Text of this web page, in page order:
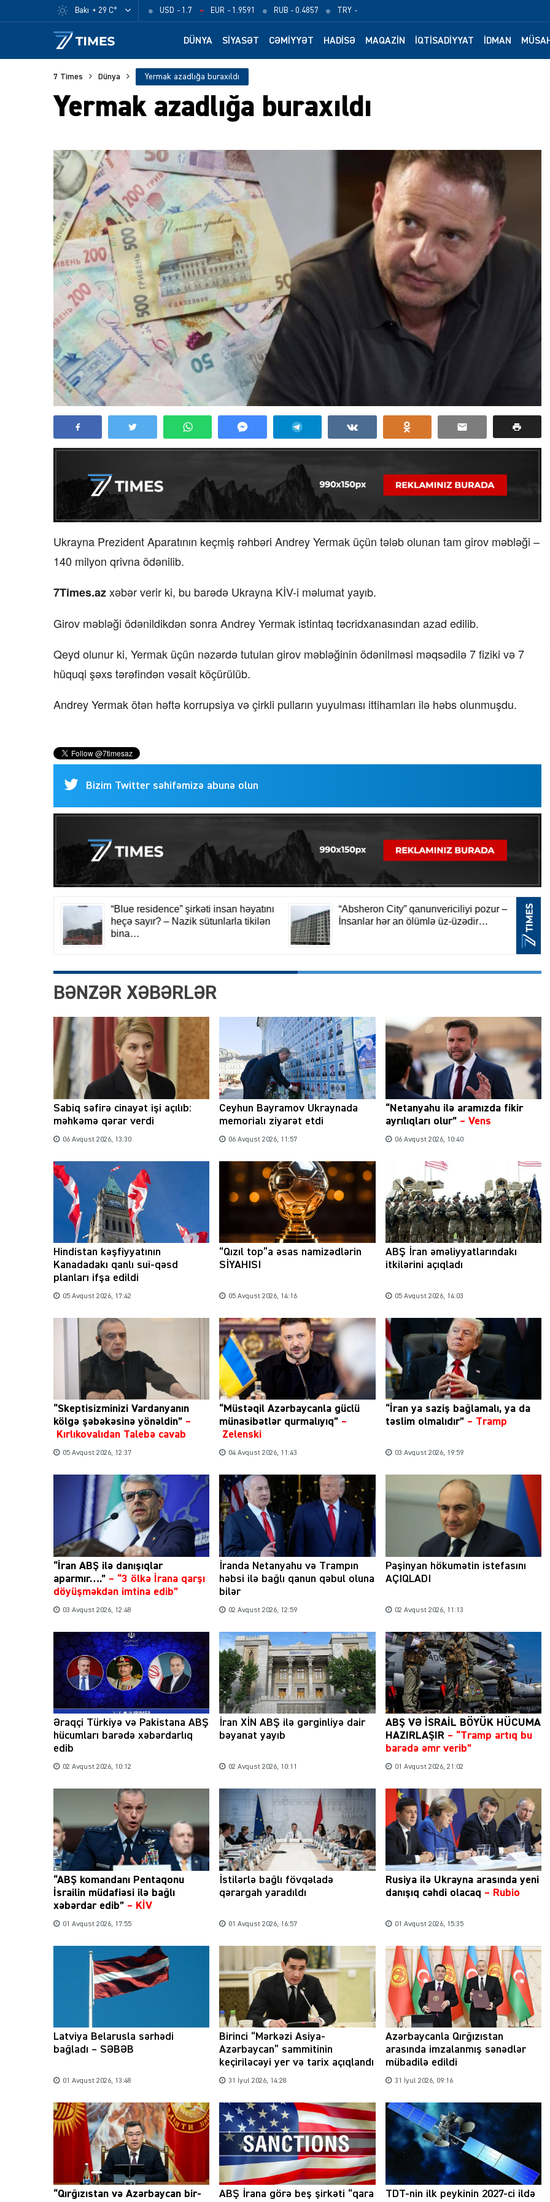
Bakı + 29 C° USD - 1.7 EUR - 1.9591 RUB - 0.4857 TRY -
DÜNYA SIYASƏT CƏMIYYƏT HADISƏ MAQAZIN İQTISADIYYAT İDMAN
7 Times Dünya Yermak azadlığa buraxıldı
Yermak azadlığa buraxıldı
Ukrayna Prezident Aparatının keçmiş rəhbəri Andrey Yermak üçün tələb olunan tam girov məbləği –
140 milyon qrivna ödənilib.
7Times.azxəbər verir ki, bu barədə Ukrayna KİV-i məlumat yayıb.
Girov məbləği ödənildikdən sonra Andrey Yermak istintaq təcridxanasından azad edilib.
Qeyd olunur ki, Yermak üçün nəzərdə tutulan girov məbləğinin ödənilməsi məqsədilə 7 fiziki və 7
hüquqi şəxs tərəfindən vəsait köçürülüb.
Andrey Yermak ötən həftə korrupsiya və çirkli pulların yuyulması ittihamları ilə həbs olunmuşdu.
Bizim Twitter səhifəmizə abunə olun
BƏNZƏR XƏBƏRLƏR
Sabiq səfirə cinayət işi açılıb:
məhkəmə qərar verdi
06 Avqust 2026, 13:30
Ceyhun Bayramov Ukraynada
memorialı ziyarət etdi
06 Avqust 2026, 11:57
“Netanyahu ilə aramızda fikir
ayrılıqları olur” – Vens
06 Avqust 2026, 10:40
Hindistan kəşfiyyatının
Kanadadakı qanlı sui-qəsd
planları ifşa edildi
05 Avqust 2026, 17:42
“Qızıl top”a əsas namizədlərin
SİYAHISI
05 Avqust 2026, 14:16
ABŞ İran əməliyyatlarındakı
itkilərini açıqladı
05 Avqust 2026, 14:03
“Skeptisizminizi Vardanyanın
kölgə şəbəkəsinə yönəldin” –
Kırlıkovalıdan Talebə cavab
05 Avqust 2026, 12:37
“Müstəqil Azərbaycanla güclü
münasibətlər qurmalıyıq” –
Zelenski
04 Avqust 2026, 11:43
“İran ya saziş bağlamalı, ya da
təslim olmalıdır”– Tramp
03 Avqust 2026, 19:59
“İran ABŞ ilə danışıqlar
aparmır….” – “3 ölkə İrana qarşı
döyüşməkdən imtina edib”
03 Avqust 2026, 12:48
İranda Netanyahu və Trampın
həbsi ilə bağlı qanun qəbul oluna
bilər
02 Avqust 2026, 12:59
Paşinyan hökumətin istefasını
AÇIQLADI
02 Avqust 2026, 11:13
Əraqçi Türkiyə və Pakistana ABŞ
hücumları barədə xəbərdarlıq
edib
02 Avqust 2026, 10:12
İran XİN ABŞ ilə gərginliyə dair
bəyanat yayıb
02 Avqust 2026, 10:11
ABŞ VƏ İSRAİL BÖYÜK HÜCUMA
HAZIRLAŞIR – “Tramp artıq bu
barədə əmr verib”
01 Avqust 2026, 21:02
“ABŞ komandanı Pentaqonu
İsrailin müdafiəsi ilə bağlı
xəbərdar edib” – KİV
01 Avqust 2026, 17:55
İstilərlə bağlı fövqəladə
qərargah yaradıldı
01 Avqust 2026, 16:57
Rusiya ilə Ukrayna arasında yeni
danışıq cəhdi olacaq – Rubio
01 Avqust 2026, 15:35
Latviya Belarusla sərhədi
bağladı – SƏBƏB
01 Avqust 2026, 13:48
Birinci “Mərkəzi Asiya-
Azərbaycan” sammitinin
keçiriləcəyi yer və tarix açıqlandı
31 İyul 2026, 14:28
Azərbaycanla Qırğızıstan
arasında imzalanmış sənədlər
mübadilə edildi
31 İyul 2026, 09:16
“Qırğızıstan və Azərbaycan bir-
ABŞ İrana görə beş şirkəti “qara
TDT-nin ilk peykinin 2027-ci ildə
Şəhərsalma ili və qanunsuz tikintilər:
nəzarət mexanizmi haradadır?
01 İyun 2026, 11:28